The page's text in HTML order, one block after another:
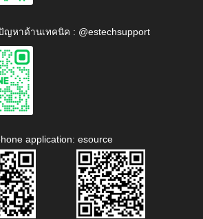
ญหาด้านเทคนิค : @estechsupport
application: esource